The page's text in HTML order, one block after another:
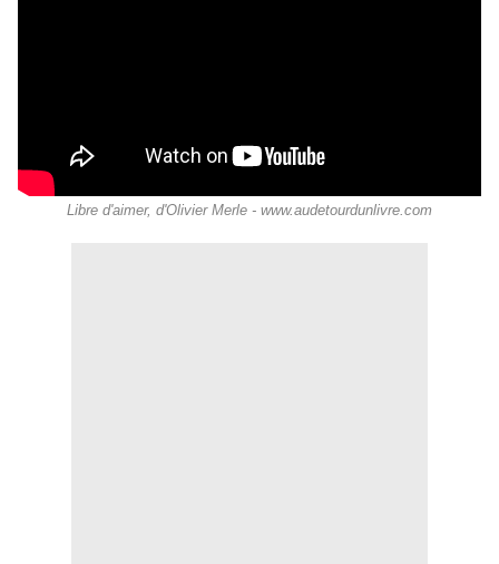
Libre d'aimer, d'Olivier Merle - www.audetourdunlivre.com